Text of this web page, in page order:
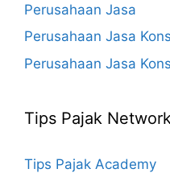
Perusahaan Jasa
Perusahaan Jasa
Perusahaan Jasa
Tips Pajak Network
Tips Pajak Academy